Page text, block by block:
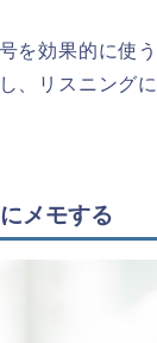
を効果的に使
、リスニング
メモする